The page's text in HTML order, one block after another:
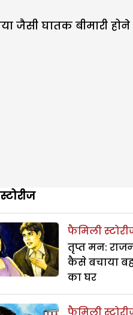
जैसी घातक बीमारी
फैमिली
तृप्त मन:
कैसे बचाया
का घर